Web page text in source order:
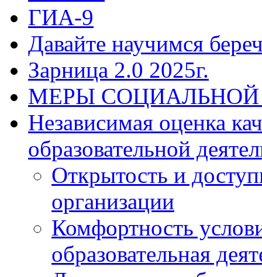
ГИА-9
Давайте научимся
Зарница 2.0 2025г.
МЕРЫ
Независимая оценка
образовательной
Открытость и
организации
Комфортность
образовательная